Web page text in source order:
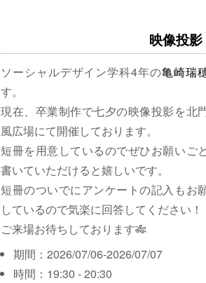
映像投
ソーシャルデザイン学科4年の亀崎瑞
す。
現在、卒業制作で七夕の映像投影を北
風広場にて開催しております。
短冊を用意しているのでぜひお願いご
書いていただけると嬉しいです。
短冊のついでにアンケートの記入もお
しているので気楽に回答してください！
ご来場お待ちしております🎋
期間：2026/07/06-2026/07/07
時間：19:30 - 20:30